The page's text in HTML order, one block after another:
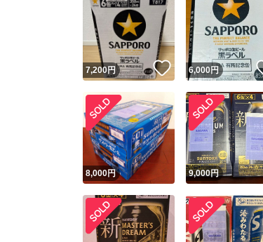
7,200円 いいね！
6,000円
8,000円 9,000円